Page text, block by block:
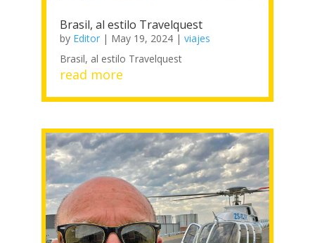
Brasil, al estilo Travelquest
by Editor| May 19, 2024| viajes
Brasil, al estilo Travelquest
read more